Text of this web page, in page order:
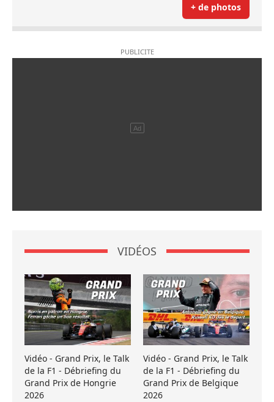
+ de photos
VIDÉOS
Vidéo - Grand Prix, le Talk
de la F1 - Débriefing du
Grand Prix de Hongrie
2026
Vidéo - Grand Prix, le Talk
de la F1 - Débriefing du
Grand Prix de Belgique
2026